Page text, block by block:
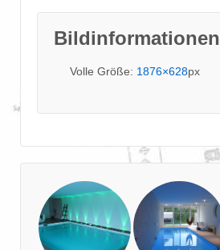
Bildinformationen
Volle Größe: 1876×628px